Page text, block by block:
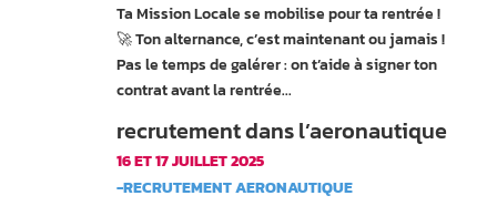
Ta Mission Locale se mobilise pour ta rentrée !
🚀 Ton alternance, c’est maintenant ou jamais !
Pas le temps de galérer : on t’aide à signer ton
contrat avant la rentrée...
recrutement dans l’aeronautique
16 ET 17 JUILLET 2025
-RECRUTEMENT AERONAUTIQUE